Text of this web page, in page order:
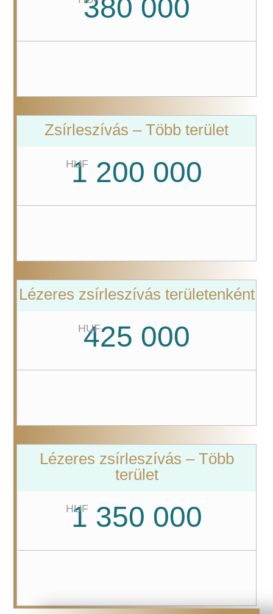
380 000
Zsírleszívás – Több terület
HUF
1 200 000
Lézeres zsírleszívás területenként
HUF
425 000
Lézeres zsírleszívás – Több
terület
HUF
1 350 000